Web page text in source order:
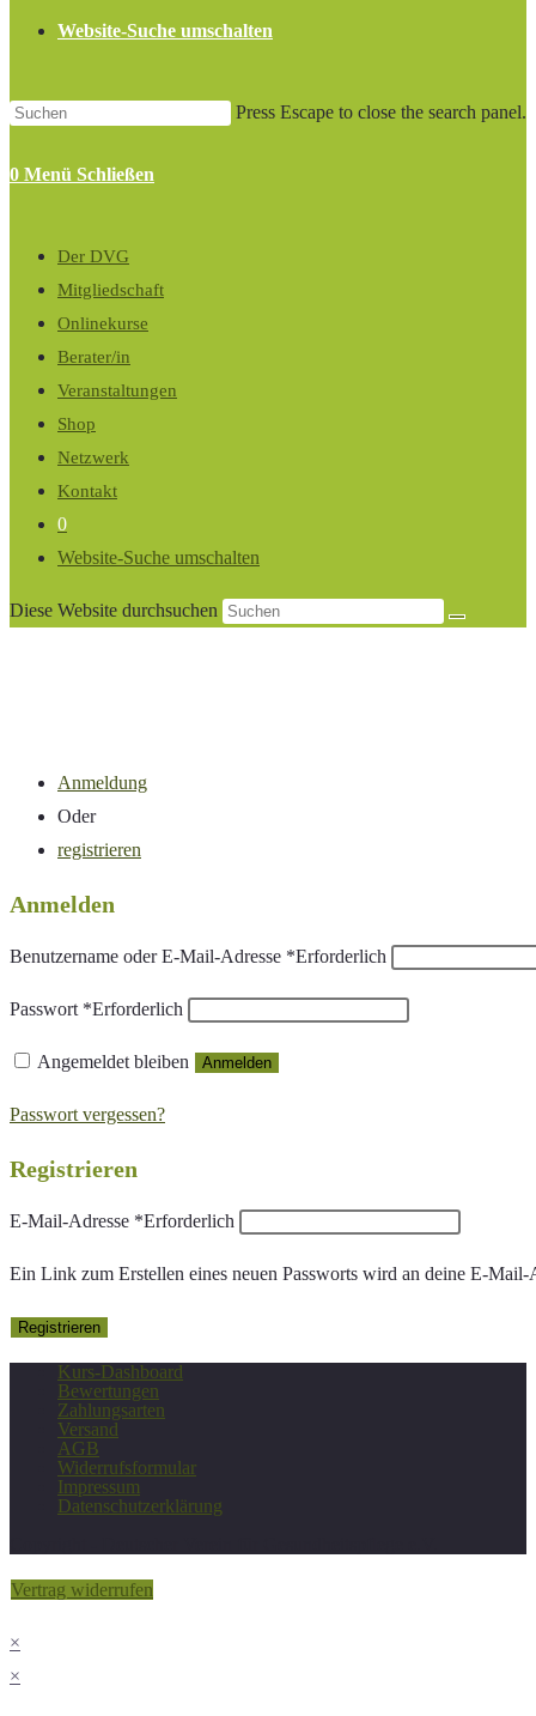
Website-Suche umschalten
Press Escape to close the search panel.
0 Menü Schließen
Der DVG
Mitgliedschaft
Onlinekurse
Berater/in
Veranstaltungen
Shop
Netzwerk
Kontakt
0
Website-Suche umschalten
Diese Website durchsuchen
Anmeldung
Oder
registrieren
Anmelden
Benutzername oder E-Mail-Adresse *Erforderlich
Passwort *Erforderlich
Angemeldet bleiben Anmelden
Passwort vergessen?
Registrieren
E-Mail-Adresse *Erforderlich
Ein Link zum Erstellen eines neuen Passworts wird an deine E-Mail-
Registrieren
Kurs-Dashboard
Bewertungen
Zahlungsarten
Versand
AGB
Widerrufsformular
Impressum
Datenschutzerklärung
Vertrag widerrufen
×
×